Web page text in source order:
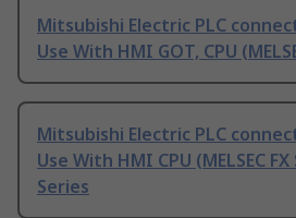
Mitsubishi Electric PLC
Use With HMI GOT, CPU
Mitsubishi Electric PLC
Use With HMI CPU (MELSEC
Series